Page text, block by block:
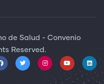
de Salud - Convenio
Reserved.